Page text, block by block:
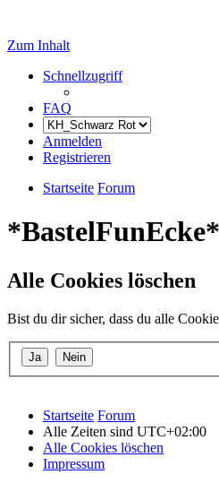
Zum Inhalt
Schnellzugriff
FAQ
Anmelden
Registrieren
Startseite Forum
*BastelFunEcke*
Alle Cookies löschen
Bist du dir sicher, dass du alle
Startseite Forum
Alle Zeiten sind UTC+02:00
Alle Cookies löschen
Impressum